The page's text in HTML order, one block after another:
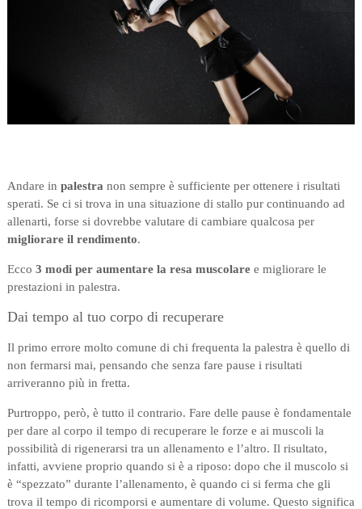
Andare in palestra non sempre è sufficiente per ottenere i risultati
sperati. Se ci si trova in una situazione di stallo pur continuando ad
allenarti, forse si dovrebbe valutare di cambiare qualcosa per
migliorare il rendimento.
Ecco 3 modi per aumentare la resa muscolaree migliorare le
prestazioni in palestra.
Dai tempo al tuo corpo di recuperare
Il primo errore molto comune di chi frequenta la palestra è quello di
non fermarsi mai, pensando che senza fare pause i risultati
arriveranno più in fretta.
Purtroppo, però, è tutto il contrario. Fare delle pause è fondamentale
per dare al corpo il tempo di recuperare le forze e ai muscoli la
possibilità di rigenerarsi tra un allenamento e l’altro. Il risultato,
infatti, avviene proprio quando si è a riposo: dopo che il muscolo si
è “spezzato” durante l’allenamento, è quando ci si ferma che gli
trova il tempo di ricomporsi e aumentare di volume. Questo significa